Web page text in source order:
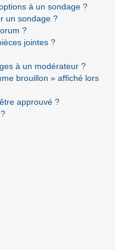
à un sondage ?
un sondage ?
?
jointes ?
à un modérateur ?
brouillon » affiché lors
approuvé ?